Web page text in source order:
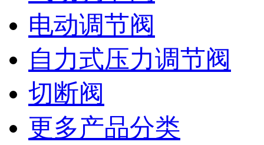
电动调节阀
自力式压力调节阀
切断阀
更多产品分类